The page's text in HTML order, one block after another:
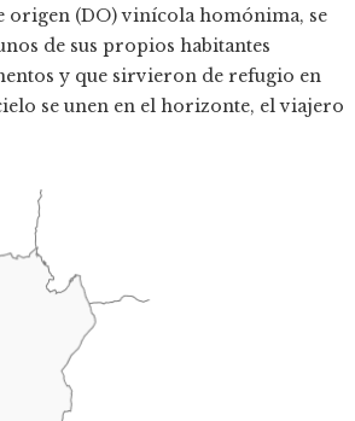
origen (DO) vinícola homónima, se
de sus propios habitantes
y que sirvieron de refugio en
se unen en el horizonte, el viajero